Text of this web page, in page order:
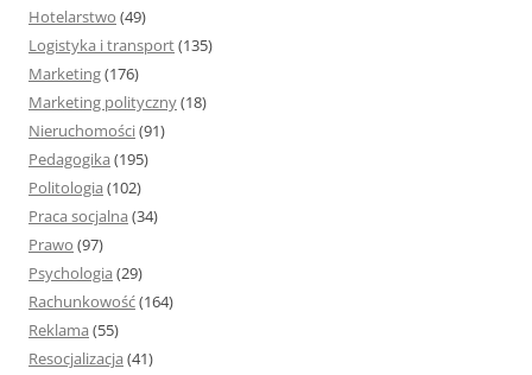
Hotelarstwo (49)
Logistyka i transport(135)
Marketing(176)
Marketing polityczny(18)
Nieruchomości(91)
Pedagogika (195)
Politologia (102)
Praca socjalna (34)
Prawo (97)
Psychologia (29)
Rachunkowość(164)
Reklama (55)
Resocjalizacja (41)